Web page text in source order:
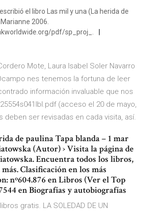
el libro Las mil y una (La herida de
2006.
pdf/sp_proj_.
Mote, Laura Isabel Soler Navarro
nes tenemos la fortuna de leer
información invaluable que nos
(acceso el 20 de mayo,
deben ser revisadas en cada visita, así.
de paulina Tapa blanda – 1 mar
(Autor) › Visita la página de
Encuentra todos los libros,
Clasificación en los más
nº604.876 en Libros (Ver el Top
en Biografías y autobiografías
gratis. LA SOLEDAD DE UN